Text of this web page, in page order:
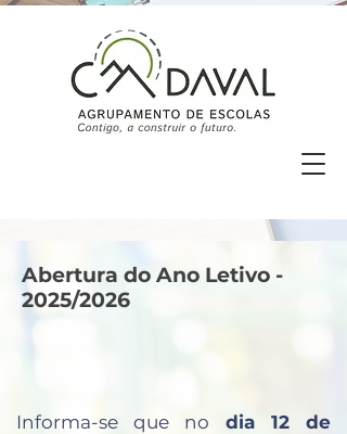
Abertura do Ano Letivo -
2025/2026
Informa-se que no dia 12 de